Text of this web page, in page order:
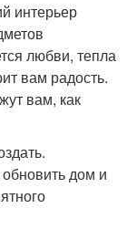
интерьер
любви, тепла
вам радость.
вам, как
дом и